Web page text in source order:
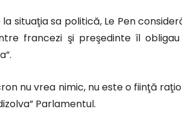
situaţia sa politică, Le Pen
francezi şi preşedinte îl
nu vrea nimic, nu este o fiinţă
Parlamentul.